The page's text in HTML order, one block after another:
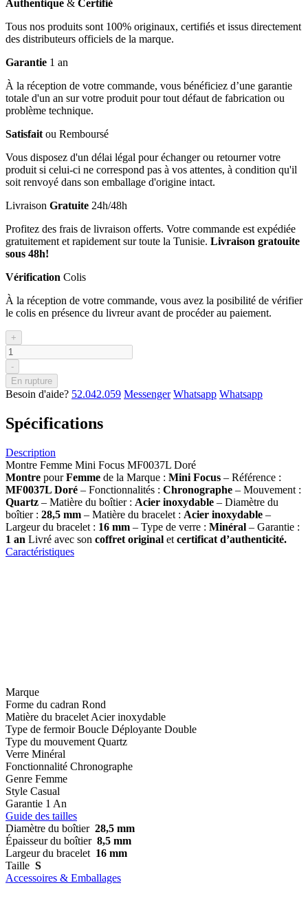
Authentique & Certifié
Tous nos produits sont 100% originaux, certifiés et issus directement
des distributeurs officiels de la marque.
Garantie 1 an
À la réception de votre commande, vous bénéficiez d’une garantie
totale d'un an sur votre produit pour tout défaut de fabrication ou
problème technique.
Satisfait ou Remboursé
Vous disposez d'un délai légal pour échanger ou retourner votre
produit si celui-ci ne correspond pas à vos attentes, à condition qu'il
soit renvoyé dans son emballage d'origine intact.
Livraison Gratuite 24h/48h
Profitez des frais de livraison offerts. Votre commande est expédiée
gratuitement et rapidement sur toute la Tunisie. Livraison gratouite
sous 48h!
Vérification Colis
À la réception de votre commande, vous avez la posibilité de vérifier
le colis en présence du livreur avant de procéder au paiement.
+
-
En rupture
Besoin d'aide? 52.042.059 Messenger Whatsapp Whatsapp
Spécifications
Description
Montre Femme Mini Focus MF0037L Doré
Montre pourFemme de la Marque : Mini Focus – Référence :
MF0037L Doré – Fonctionnalités : Chronographe – Mouvement :
Quartz – Matière du boîtier : Acier inoxydable – Diamètre du
boîtier : 28,5 mm – Matière du bracelet : Acier inoxydable –
Largeur du bracelet : 16 mm – Type de verre : Minéral – Garantie :
1 an Livré avec son coffret original et certificat d’authenticité.
Caractéristiques
Marque
Forme du cadran Rond
Matière du bracelet Acier inoxydable
Type de fermoir Boucle Déployante Double
Type du mouvement Quartz
Verre Minéral
Fonctionnalité Chronographe
Genre Femme
Style Casual
Garantie 1 An
Guide des tailles
Diamètre du boîtier 28,5 mm
Épaisseur du boîtier 8,5 mm
Largeur du bracelet 16 mm
Taille S
Accessoires & Emballages